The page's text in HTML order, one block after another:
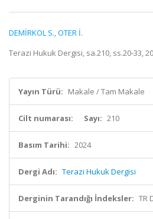
DEMİRKOL S.,OTER İ.
Terazi Hukuk Dergisi, sa.210, ss.20-33,
Yayın Türü: Makale / Tam Makale
Cilt numarası: Sayı: 210
Basım Tarihi: 2024
Dergi Adı: Terazi Hukuk Dergisi
Derginin Tarandığı İndeksler: TR